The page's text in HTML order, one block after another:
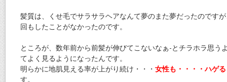
髪質は、くせ毛でサラサラヘアなんて夢のまた夢だったのです
回もしたことがなかったのです。
ところが、数年前から前髪が伸びてこないなぁ-とチラホラ思う
てよく見るようになったんです。
明らかに地肌見える率が上がり続け・・・ 女性も・・・・ハゲ
す。